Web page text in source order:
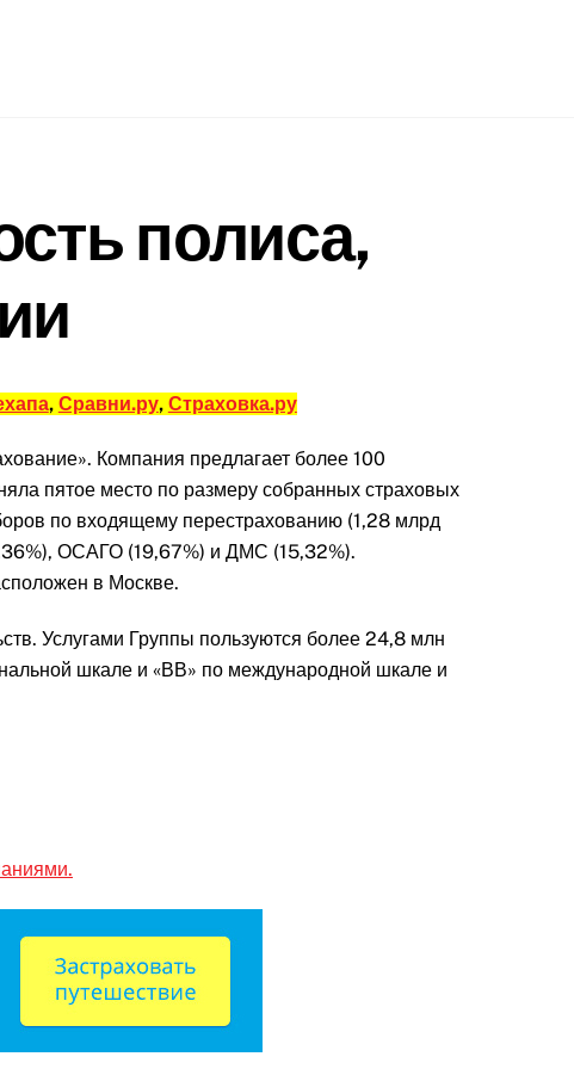
полиса,
, Сравни.ру, Страховка.ру
Компания предлагает более 100
пятое место по размеру собранных страховых
по входящему перестрахованию (1,28 млрд
ОСАГО (19,67%) и ДМС (15,32%).
в Москве.
Услугами Группы пользуются более 24,8 млн
шкале и «ВВ» по международной шкале и